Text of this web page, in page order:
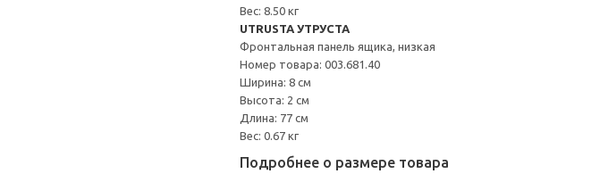
Вес: 8.50 кг
UTRUSTA УТРУСТА
Фронтальная панель ящика, низкая
Номер товара: 003.681.40
Ширина: 8 см
Высота: 2 см
Длина: 77 см
Вес: 0.67 кг
Подробнее о размере товара